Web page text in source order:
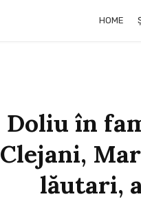
HOME
Doliu în
Clejani,
lăutari,